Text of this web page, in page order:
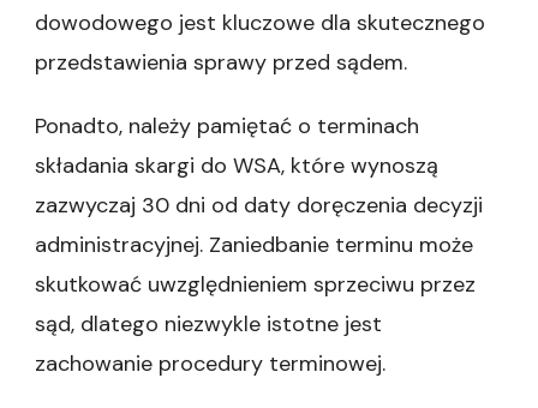
dowodowego jest kluczowe dla skutecznego
przedstawienia sprawy przed sądem.
Ponadto, należy pamiętać o terminach
składania skargi do WSA, które wynoszą
zazwyczaj 30 dni od daty doręczenia decyzji
administracyjnej. Zaniedbanie terminu może
skutkować uwzględnieniem sprzeciwu przez
sąd, dlatego niezwykle istotne jest
zachowanie procedury terminowej.